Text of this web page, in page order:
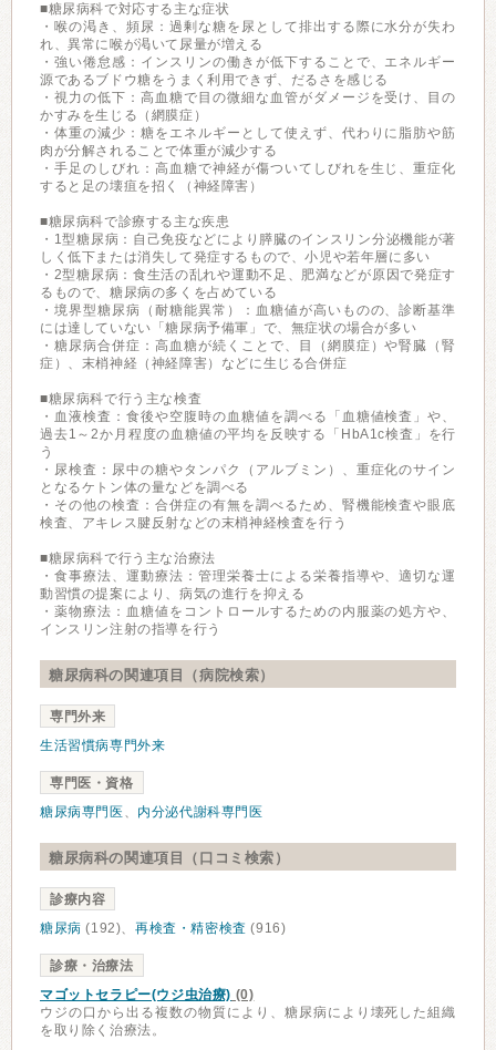
■糖尿病科で対応する主な症状
・喉の渇き、頻尿：過剰な糖を尿として排出する際に水分が失わ
れ、異常に喉が渇いて尿量が増える
・強い倦怠感：インスリンの働きが低下することで、エネルギー
源であるブドウ糖をうまく利用できず、だるさを感じる
・視力の低下：高血糖で目の微細な血管がダメージを受け、目の
かすみを生じる（網膜症）
・体重の減少：糖をエネルギーとして使えず、代わりに脂肪や筋
肉が分解されることで体重が減少する
・手足のしびれ：高血糖で神経が傷ついてしびれを生じ、重症化
すると足の壊疽を招く（神経障害）
■糖尿病科で診療する主な疾患
・1型糖尿病：自己免疫などにより膵臓のインスリン分泌機能が著
しく低下または消失して発症するもので、小児や若年層に多い
・2型糖尿病：食生活の乱れや運動不足、肥満などが原因で発症す
るもので、糖尿病の多くを占めている
・境界型糖尿病（耐糖能異常）：血糖値が高いものの、診断基準
には達していない「糖尿病予備軍」で、無症状の場合が多い
・糖尿病合併症：高血糖が続くことで、目（網膜症）や腎臓（腎
症）、末梢神経（神経障害）などに生じる合併症
■糖尿病科で行う主な検査
・血液検査：食後や空腹時の血糖値を調べる「血糖値検査」や、
過去1～2か月程度の血糖値の平均を反映する「HbA1c検査」を行
う
・尿検査：尿中の糖やタンパク（アルブミン）、重症化のサイン
となるケトン体の量などを調べる
・その他の検査：合併症の有無を調べるため、腎機能検査や眼底
検査、アキレス腱反射などの末梢神経検査を行う
■糖尿病科で行う主な治療法
・食事療法、運動療法：管理栄養士による栄養指導や、適切な運
動習慣の提案により、病気の進行を抑える
・薬物療法：血糖値をコントロールするための内服薬の処方や、
インスリン注射の指導を行う
糖尿病科の関連項目（病院検索）
専門外来
生活習慣病専門外来
専門医・資格
糖尿病専門医 、 内分泌代謝科専門医
糖尿病科の関連項目（口コミ検索）
診療内容
糖尿病 (192)、再検査・精密検査 (916)
診療・治療法
マゴットセラピー(ウジ虫治療) (0)
ウジの口から出る複数の物質により、糖尿病により壊死した組織
を取り除く治療法。